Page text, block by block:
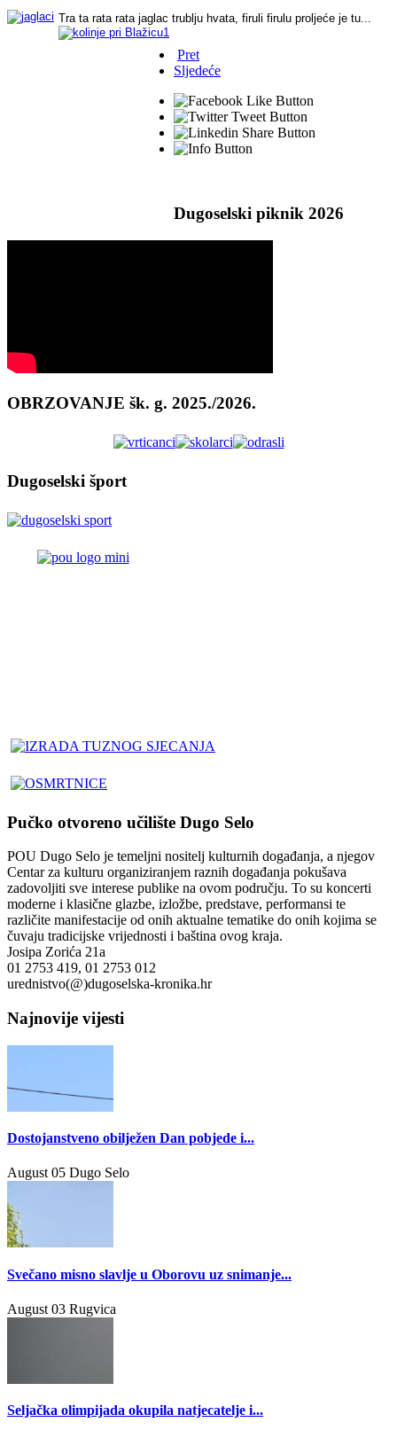
Tra ta rata rata jaglac trublju hvata, firuli firulu proljeće je tu...
Pret
Sljedeće
Dugoselski piknik 2026
OBRZOVANJE šk. g. 2025./2026.
Dugoselski šport
Pučko otvoreno učilište Dugo Selo
POU Dugo Selo je temeljni nositelj kulturnih događanja, a njegov
Centar za kulturu organiziranjem raznih događanja pokušava
zadovoljiti sve interese publike na ovom području. To su koncerti
moderne i klasične glazbe, izložbe, predstave, performansi te
različite manifestacije od onih aktualne tematike do onih kojima se
čuvaju tradicijske vrijednosti i baština ovog kraja.
Josipa Zorića 21a
01 2753 419, 01 2753 012
urednistvo(@)dugoselska-kronika.hr
Najnovije vijesti
Dostojanstveno obilježen Dan pobjede i...
August 05 Dugo Selo
Svečano misno slavlje u Oborovu uz snimanje...
August 03 Rugvica
Seljačka olimpijada okupila natjecatelje i...